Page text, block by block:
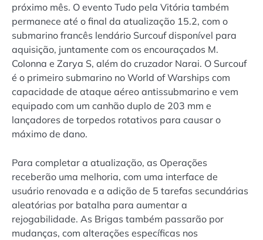
próximo mês. O evento Tudo pela Vitória também
permanece até o final da atualização 15.2, com o
submarino francês lendário Surcouf disponível para
aquisição, juntamente com os encouraçados M.
Colonna e Zarya S, além do cruzador Narai. O Surcouf
é o primeiro submarino no World of Warships com
capacidade de ataque aéreo antissubmarino e vem
equipado com um canhão duplo de 203 mm e
lançadores de torpedos rotativos para causar o
máximo de dano.
Para completar a atualização, as Operações
receberão uma melhoria, com uma interface de
usuário renovada e a adição de 5 tarefas secundárias
aleatórias por batalha para aumentar a
rejogabilidade. As Brigas também passarão por
mudanças, com alterações específicas nos